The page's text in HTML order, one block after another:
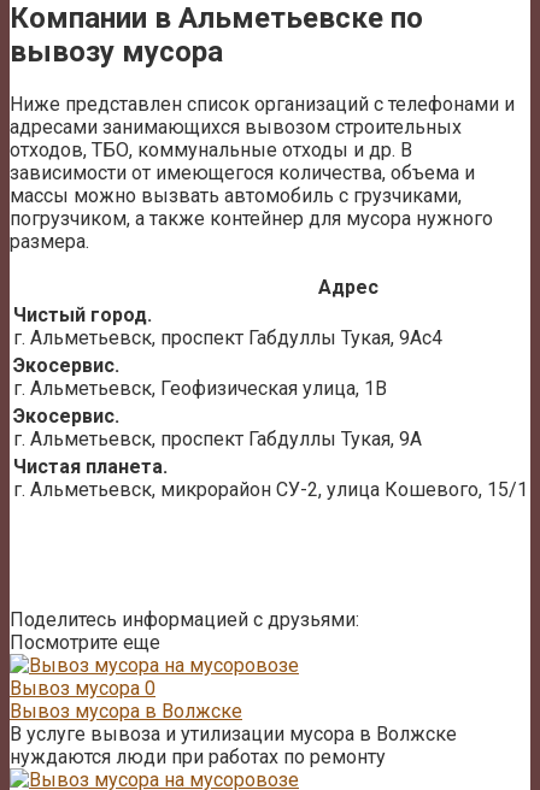
Компании в Альметьевске по
вывозу мусора
Ниже представлен список организаций с телефонами и
адресами занимающихся вывозом строительных
отходов, ТБО, коммунальные отходы и др. В
зависимости от имеющегося количества, объема и
массы можно вызвать автомобиль с грузчиками,
погрузчиком, а также контейнер для мусора нужного
размера.
Адрес
Чистый город.
г. Альметьевск, проспект Габдуллы Тукая, 9Ас4
Экосервис.
г. Альметьевск, Геофизическая улица, 1В
Экосервис.
г. Альметьевск, проспект Габдуллы Тукая, 9А
Чистая планета.
г. Альметьевск, микрорайон СУ-2, улица Кошевого, 15/1
Поделитесь информацией с друзьями:
Посмотрите еще
Вывоз мусора 0
Вывоз мусора в Волжске
В услуге вывоза и утилизации мусора в Волжске
нуждаются люди при работах по ремонту